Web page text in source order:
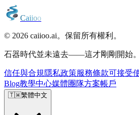
Caiioo
© 2026 caiioo.ai。保留所有權利。
石器時代並未遠去——這才剛剛開始。
信任與合規 隱私政策服務條款可接受
Blog教學中心媒體團隊方案帳戶
🇹🇼繁體中文